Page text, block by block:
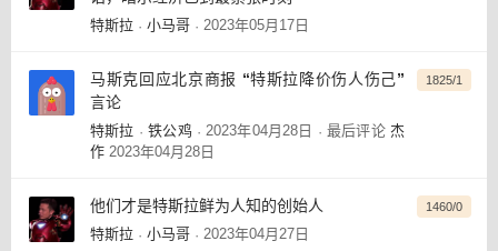
特斯拉 · 小马哥 · 2023年05月17日
马斯克回应北京商报 “特斯拉降价伤人伤己”
言论
特斯拉 · 铁公鸡 · 2023年04月28日 · 最后评论杰
作 2023年04月28日
1825/1
他们才是特斯拉鲜为人知的创始人
特斯拉 · 小马哥 · 2023年04月27日
1460/0